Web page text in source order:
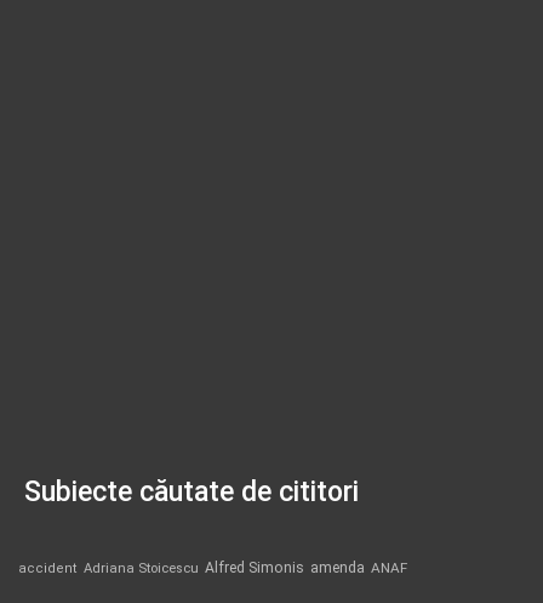
Subiecte căutate de cititori
accident Adriana Stoicescu Alfred Simonis amenda ANAF